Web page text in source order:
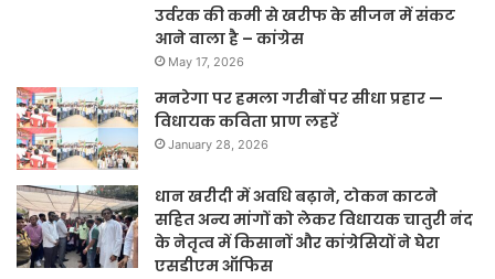
उर्वरक की कमी से खरीफ के सीजन में संकट
आने वाला है – कांग्रेस
May 17, 2026
मनरेगा पर हमला गरीबों पर सीधा प्रहार —
विधायक कविता प्राण लहरें
January 28, 2026
धान खरीदी में अवधि बढ़ाने, टोकन काटने
सहित अन्य मांगों को लेकर विधायक चातुरी नंद
के नेतृत्व में किसानों और कांग्रेसियों ने घेरा
एसडीएम ऑफिस